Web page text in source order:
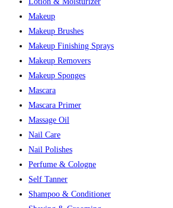
Makeup
Makeup Brushes
Makeup Finishing Sprays
Makeup Removers
Makeup Sponges
Mascara
Mascara Primer
Massage Oil
Nail Care
Nail Polishes
Perfume & Cologne
Self Tanner
Shampoo & Conditioner